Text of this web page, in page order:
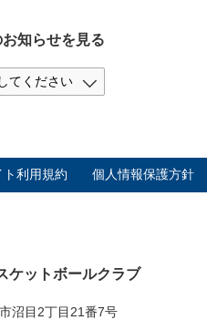
知らせを見る
ト利用規約 個人情報保護方針
ケットボールクラブ
沼目2丁目21番7号